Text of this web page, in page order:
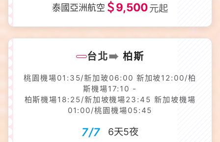
泰國亞洲航空 ＄9,500元起
台北➠ 柏斯
桃園機場01:35/新加玻06:00 新加坡12:00/柏
斯機場17:10 -
柏斯機場18:25/新加坡機場23:45 新加坡機場
01:00/桃園機場05:45
7/7 6天5夜